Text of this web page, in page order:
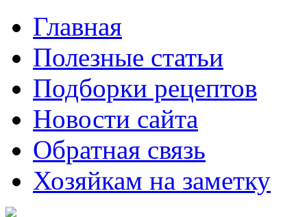
Главная
Полезные статьи
Подборки рецептов
Новости сайта
Обратная связь
Хозяйкам на заметку